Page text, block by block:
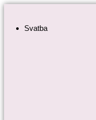
obsahuSvatba